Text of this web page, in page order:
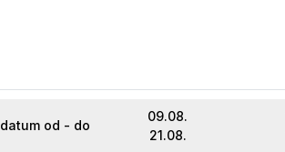
datum od - do
09.08.
21.08.